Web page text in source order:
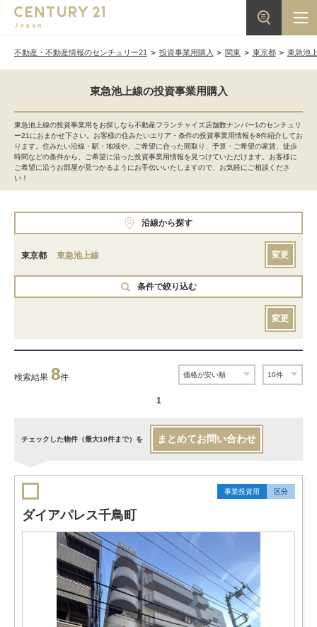
不動産・不動産情報のセンチュリー21 投資事業用購入 関東 東京都 東急池
東急池上線の投資事業用購入
東急池上線の投資事業用をお探しなら不動産フランチャイズ店舗数ナンバー1のセンチュリ
ー21におまかせ下さい。お客様の住みたいエリア・条件の投資事業用情報を8件紹介してお
ります。住みたい沿線・駅・地域や、ご希望に合った間取り、予算・ご希望の家賃、徒歩
時間などの条件から、ご希望に沿った投資事業用情報を見つけていただけます。お客様に
ご希望に沿うお部屋が見つかるようにお手伝いいたしますので、お気軽にご相談くださ
い！
沿線から探す
東京都 東急池上線 変更
条件で絞り込む
変更
検索結果 8件
1
チェックした物件（最大10件まで）を まとめてお問い合わせ
事業投資用 区分
ダイアパレス千鳥町